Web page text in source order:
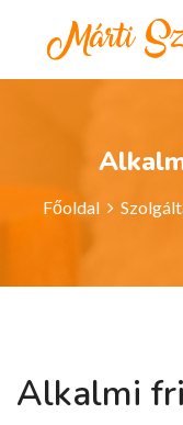
Főoldal
Alkalmi